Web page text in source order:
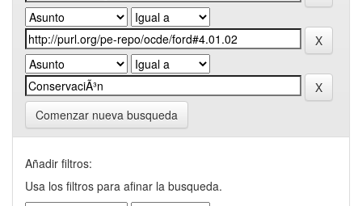
Comenzar nueva busqueda
Añadir filtros:
Usa los filtros para afinar la busqueda.